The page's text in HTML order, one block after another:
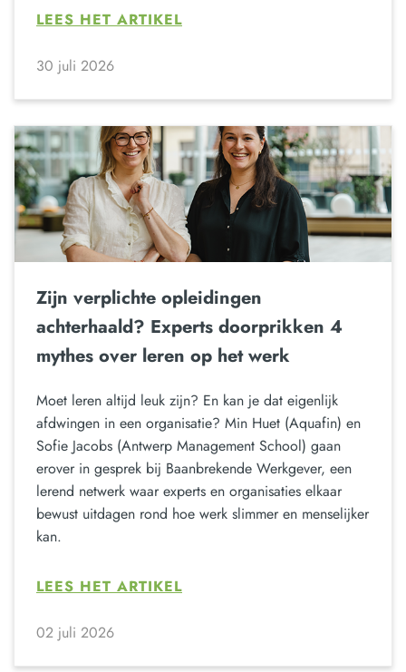
LEES HET ARTIKEL
30 juli 2026
Zijn verplichte opleidingen
achterhaald? Experts doorprikken 4
mythes over leren op het werk
Moet leren altijd leuk zijn? En kan je dat eigenlijk
afdwingen in een organisatie? Min Huet (Aquafin) en
Sofie Jacobs (Antwerp Management School) gaan
erover in gesprek bij Baanbrekende Werkgever, een
lerend netwerk waar experts en organisaties elkaar
bewust uitdagen rond hoe werk slimmer en menselijker
kan.
LEES HET ARTIKEL
02 juli 2026